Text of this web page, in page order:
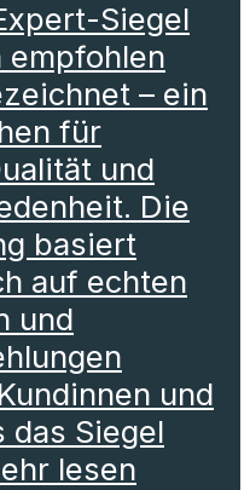
Siegel
empfohlen
– ein
für
und
Die
basiert
auf echten
und
und
das Siegel
lesen